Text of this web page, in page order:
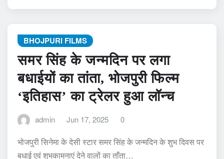
BHOJPURI FILMS
समर सिंह के जन्मदिन पर लगा
बधाईयों का तांता, भोजपुरी फिल्म
‘इतिहास’ का ट्रेलर हुआ लॉन्च
admin Jun 17, 2025 0
भोजपुरी सिनेमा के देसी स्टार समर सिंह के जन्मदिन के शुभ दिवस पर
बधाई एवं शुभकामनाएं देने वालों का ताँता…